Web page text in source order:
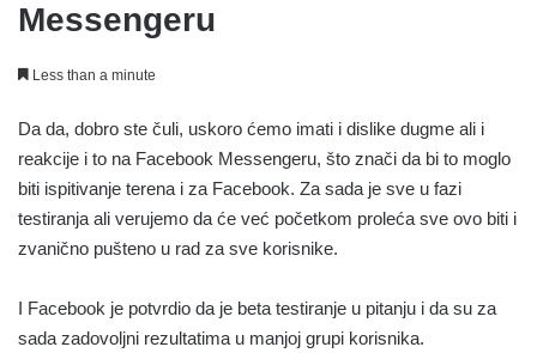
Messengeru
Less than a minute
Da da, dobro ste čuli, uskoro ćemo imati i dislike dugme ali i
reakcije i to na Facebook Messengeru, što znači da bi to moglo
biti ispitivanje terena i za Facebook. Za sada je sve u fazi
testiranja ali verujemo da će već početkom proleća sve ovo biti i
zvanično pušteno u rad za sve korisnike.
I Facebook je potvrdio da je beta testiranje u pitanju i da su za
sada zadovoljni rezultatima u manjoj grupi korisnika.